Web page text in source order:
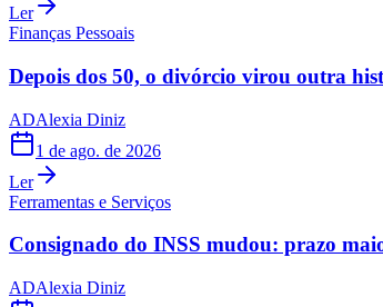
Ler
Finanças Pessoais
Depois dos 50, o divórcio virou outra
ADAlexia Diniz
1 de ago. de 2026
Ler
Ferramentas e Serviços
Consignado do INSS mudou: prazo
ADAlexia Diniz